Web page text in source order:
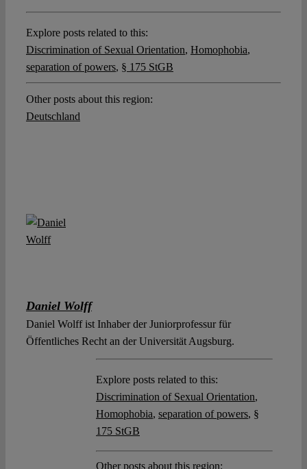
Explore posts related to this:
Discrimination of Sexual Orientation, Homophobia,
separation of powers, § 175 StGB
Other posts about this region:
Deutschland
Daniel Wolff
Daniel Wolff ist Inhaber der Juniorprofessur für
Öffentliches Recht an der Universität Augsburg.
Explore posts related to this:
Discrimination of Sexual Orientation,
Homophobia, separation of powers, §
175 StGB
Other posts about this region: